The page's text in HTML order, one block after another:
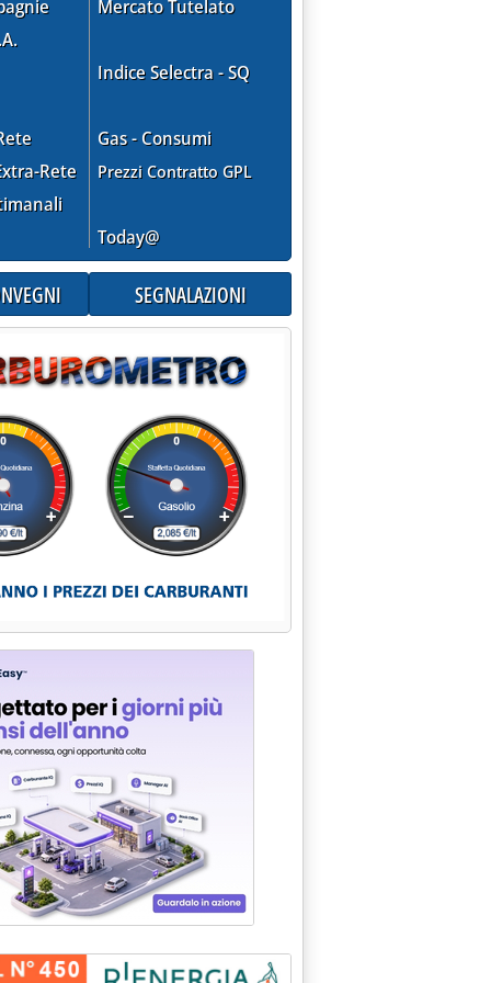
va a Fincantieri. Al suo posto Perrotta
alle 16.1.
Gse sul 2023'
Rete
Mercato Tutelato
Indice Selectra - SQ
Gas - Consumi
Prezzi Contratto GPL
Today@
SEGNALAZIONI